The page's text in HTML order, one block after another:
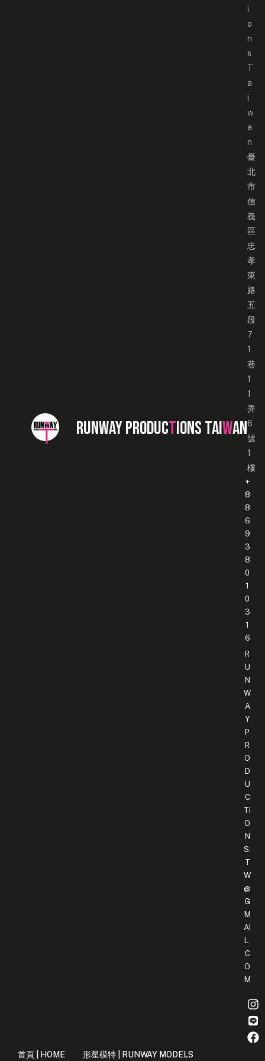
RUNWAY PRODUCTIONS TAIWAN
i
o
n
s
T
a
i
w
a
n
臺
北
市
信
義
區
忠
孝
東
路
五
段
7
1
巷
1
1
弄
6
號
1
樓
+
8
8
6
9
3
8
0
1
0
3
1
6
R
U
N
W
A
Y
P
R
O
D
U
C
TI
O
N
S.
T
W
@
G
M
AI
L.
C
O
M
首頁 | HOME 形星模特 | RUNWAY MODELS